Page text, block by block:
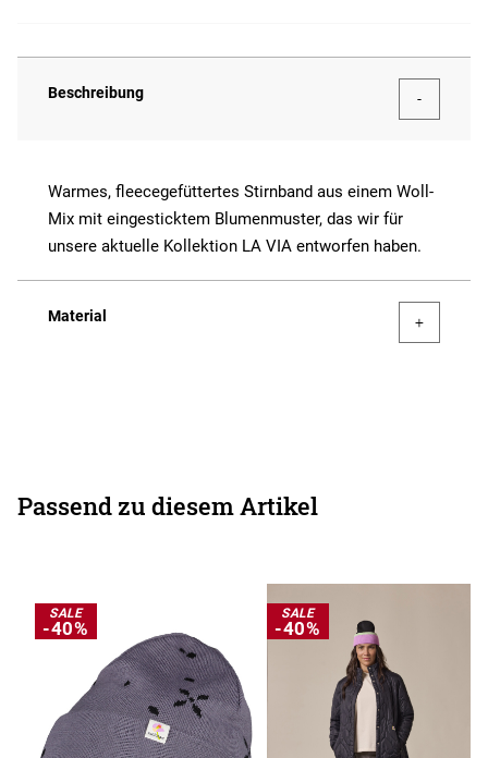
Beschreibung
Warmes, fleecegefüttertes Stirnband aus einem Woll-
Mix mit eingesticktem Blumenmuster, das wir für
unsere aktuelle Kollektion LA VIA entworfen haben.
Material
Passend zu diesem Artikel
SALE
-40%
SALE
-40%